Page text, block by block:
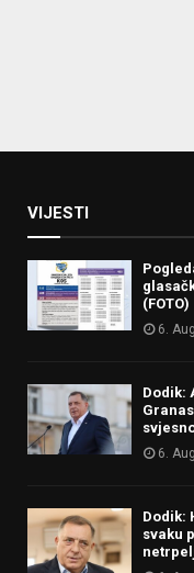
VIJESTI
(FOTO)
6.
Dodik:
6.
Dodik:
svaku